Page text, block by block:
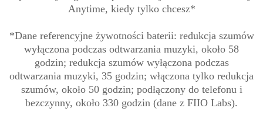
Anytime, kiedy tylko chcesz*
*Dane referencyjne żywotności baterii: redukcja szumów
wyłączona podczas odtwarzania muzyki, około 58
godzin; redukcja szumów wyłączona podczas
odtwarzania muzyki, 35 godzin; włączona tylko redukcja
szumów, około 50 godzin; podłączony do telefonu i
bezczynny, około 330 godzin (dane z FIIO Labs).